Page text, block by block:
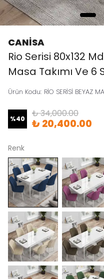
CANİSA
Rio Serisi 80x132
Masa Takımı Ve 6
Ürün Kodu: RİO SERİSİ BEYAZ
%40 ₺ 34,000.00
₺ 20,400.00
Renk